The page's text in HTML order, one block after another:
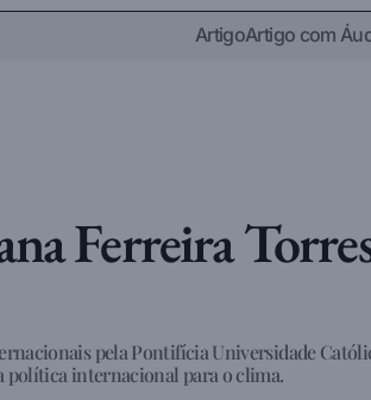
ArtigoArtigo com
Ferreira
pela Pontifícia Universidade
política internacional para o clima.